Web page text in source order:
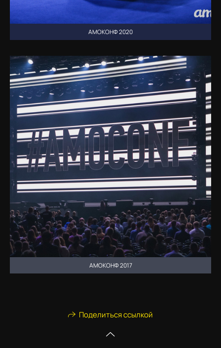
АМОКОНФ 2020
АМОКОНФ 2017
Поделиться ссылкой